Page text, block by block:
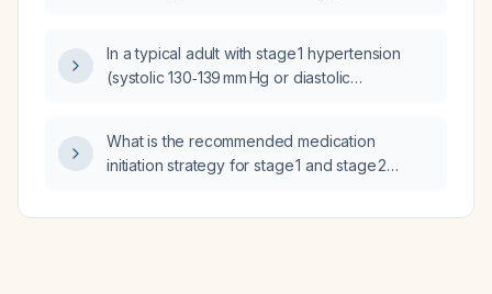
In a typical adult with stage 1 hypertension
(systolic 130‑139 mm Hg or diastolic
started?
What is the recommended medication
initiation strategy for stage 1 and stage 2